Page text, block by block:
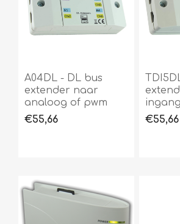
A04DL - DL bus
extender naar
analoog of pwm
€55,66
€55,66